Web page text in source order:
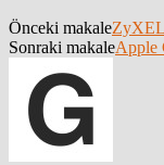
Önceki makale
Sonraki makaleApple